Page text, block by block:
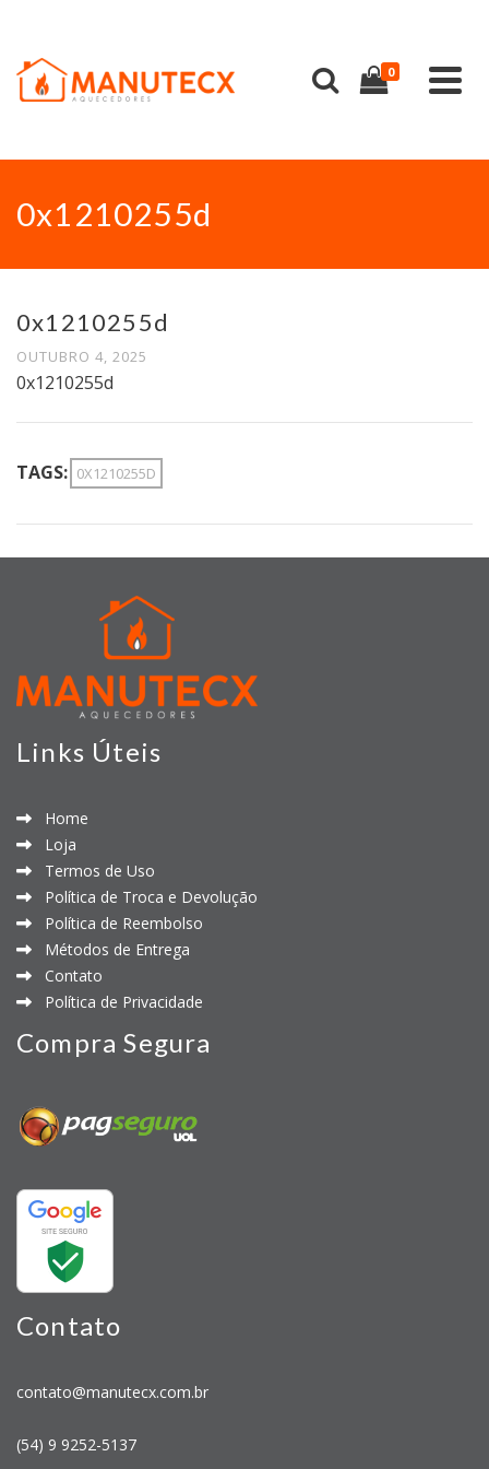
0
0x1210255d
0x1210255d
OUTUBRO 4, 2025
0x1210255d
TAGS: 0X1210255D
Links Úteis
Home
Loja
Termos de Uso
Política de Troca e Devolução
Política de Reembolso
Métodos de Entrega
Contato
Política de Privacidade
Compra Segura
Contato
contato@manutecx.com.br
(54) 9 9252-5137